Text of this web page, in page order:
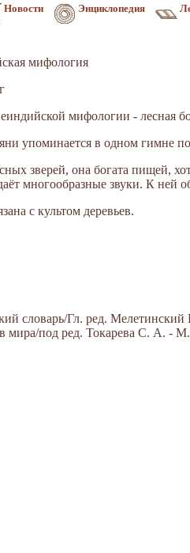
Новости Энциклопедия
мифология
мифологии - лесная
упоминается в одном гимне
зверей, она богата пищей,
многообразные звуки. К ней
с культом деревьев.
словарь/Гл. ред.
под ред. Токарева С. А. - М.,